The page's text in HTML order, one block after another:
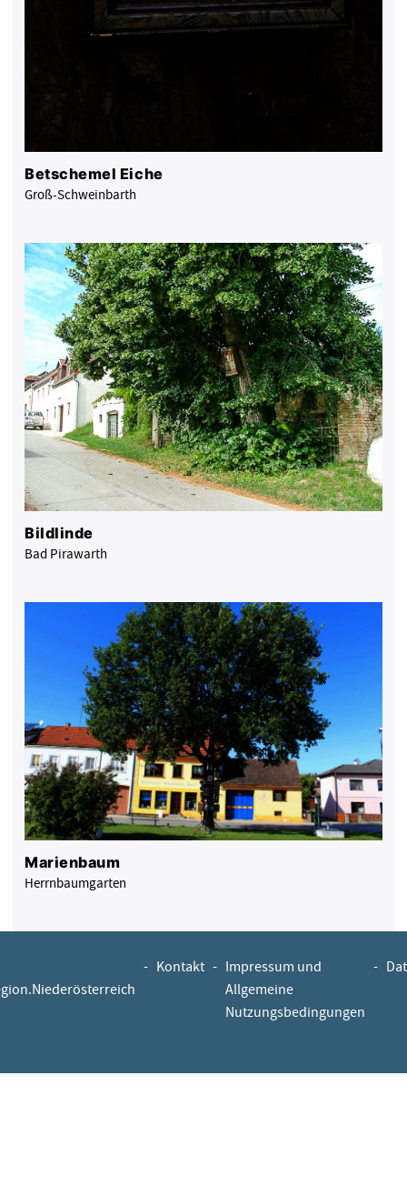
Betschemel Eiche
Groß-Schweinbarth
Bildlinde
Bad Pirawarth
Marienbaum
Herrnbaumgarten
- Kontakt - Impressum und
Allgemeine
Nutzungsbedingungen
-